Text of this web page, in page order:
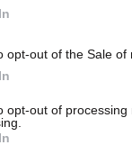
opt-out of the Sale of
opt-out of
που
πότε